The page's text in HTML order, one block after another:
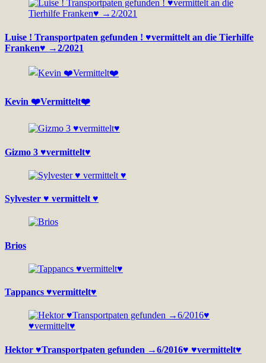
Luise ! Transportpaten gefunden ! ♥vermittelt an die Tierhilfe
Franken♥ →2/2021
Kevin ❤️Vermittelt❤️
Gizmo 3 ♥vermittelt♥
Sylvester ♥ vermittelt ♥
Brios
Tappancs ♥vermittelt♥
Hektor ♥Transportpaten gefunden →6/2016♥ ♥vermittelt♥